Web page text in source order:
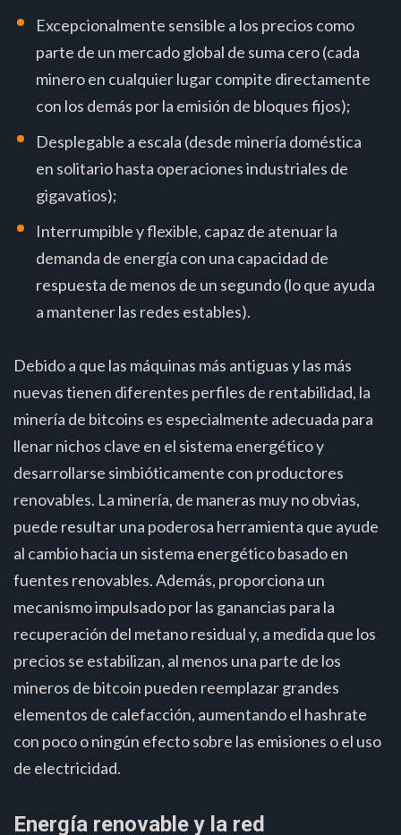
Excepcionalmente sensible a los precios como
parte de un mercado global de suma cero (cada
minero en cualquier lugar compite directamente
con los demás por la emisión de bloques fijos);
Desplegable a escala (desde minería doméstica
en solitario hasta operaciones industriales de
gigavatios);
Interrumpible y flexible, capaz de atenuar la
demanda de energía con una capacidad de
respuesta de menos de un segundo (lo que ayuda
a mantener las redes estables).
Debido a que las máquinas más antiguas y las más
nuevas tienen diferentes perfiles de rentabilidad, la
minería de bitcoins es especialmente adecuada para
llenar nichos clave en el sistema energético y
desarrollarse simbióticamente con productores
renovables. La minería, de maneras muy no obvias,
puede resultar una poderosa herramienta que ayude
al cambio hacia un sistema energético basado en
fuentes renovables. Además, proporciona un
mecanismo impulsado por las ganancias para la
recuperación del metano residual y, a medida que los
precios se estabilizan, al menos una parte de los
mineros de bitcoin pueden reemplazar grandes
elementos de calefacción, aumentando el hashrate
con poco o ningún efecto sobre las emisiones o el uso
de electricidad.
Energía renovable y la red